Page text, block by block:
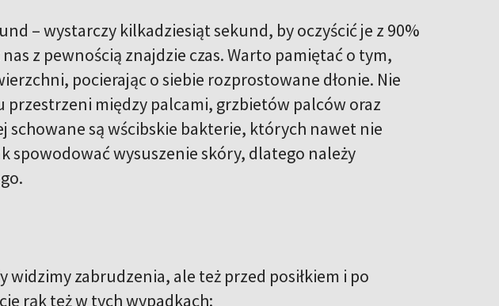
– wystarczy kilkadziesiąt sekund, by oczyścić je z 90%
z pewnością znajdzie czas. Warto pamiętać o tym,
pocierając o siebie rozprostowane dłonie. Nie
między palcami, grzbietów palców oraz
schowane są wścibskie bakterie, których nawet nie
spowodować wysuszenie skóry, dlatego należy
widzimy zabrudzenia, ale też przed posiłkiem i po
rąk też w tych wypadkach: